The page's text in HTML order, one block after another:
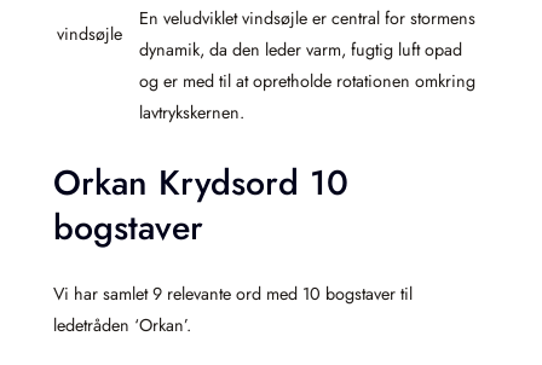
vindsøjle
En veludviklet vindsøjle er central for stormens
dynamik, da den leder varm, fugtig luft opad
og er med til at opretholde rotationen omkring
lavtrykskernen.
Orkan Krydsord 10
bogstaver
Vi har samlet 9 relevante ord med 10 bogstaver til
ledetråden ‘Orkan’.